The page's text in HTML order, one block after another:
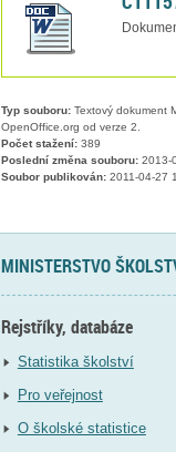
Typ souboru:Textový dokument
OpenOffice.org od verze 2.
Počet stažení:389
Poslední změna souboru:2013-
Soubor publikován:2011-04-27
MINISTERSTVO
Rejstříky, databáze
Statistika školství
Pro veřejnost
O školské statistice